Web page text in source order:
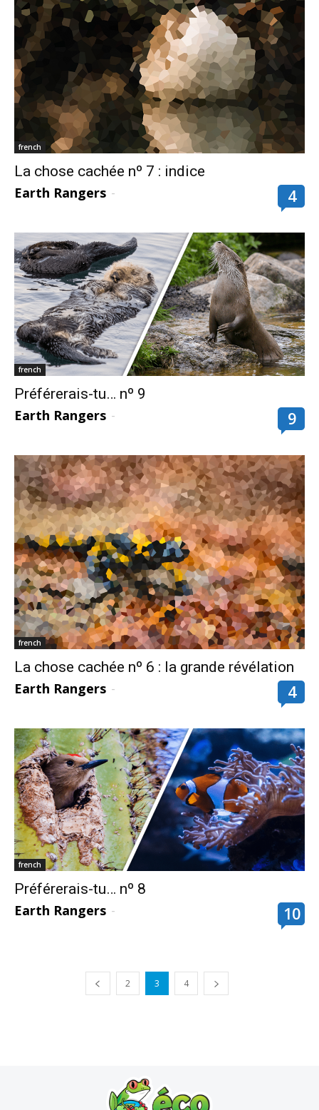
french
La chose cachée nº 7 : indice
Earth Rangers - 4
french
Préférerais-tu… nº 9
Earth Rangers - 9
french
La chose cachée nº 6 : la grande révélation
Earth Rangers - 4
french
Préférerais-tu… nº 8
Earth Rangers - 10
2 3 4